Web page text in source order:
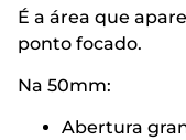
É a área que
ponto focado.
Na 50mm:
Abertura